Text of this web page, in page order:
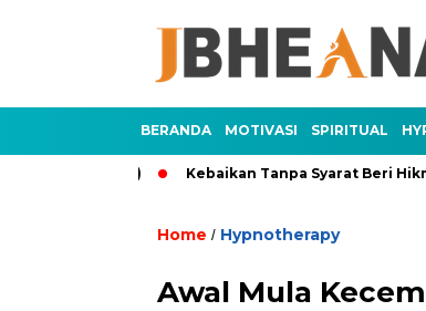
BERANDA MOTIVASI SPIRITUAL
Kebaikan Tanpa Syarat Beri Hikmah di
Home / Hypnotherapy
Awal Mula